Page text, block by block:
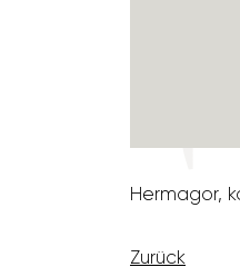
Hermagor,
Zurück